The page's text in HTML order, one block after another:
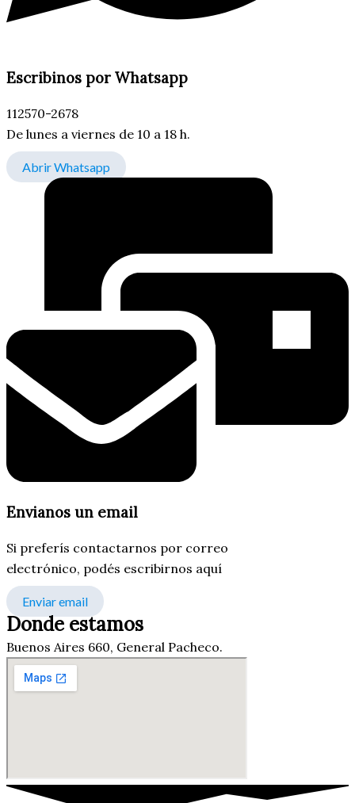
Escribinos por Whatsapp
112570-2678
De lunes a viernes de 10 a 18 h.
Abrir Whatsapp
Envianos un email
Si preferís contactarnos por correo
electrónico, podés escribirnos aquí
Enviar email
Donde estamos
Buenos Aires 660, General Pacheco.